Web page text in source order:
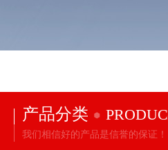
产品分类
我们相信好的产品是信誉的保证！